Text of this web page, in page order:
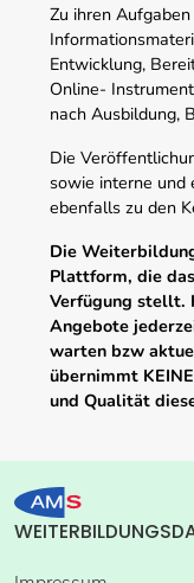
Zu ihren
Entwicklung,
Online-
nach Ausbildung,
Die
sowie interne
ebenfalls zu den
Die
Plattform, die
Verfügung stellt.
Angebote
warten bzw
übernimmt
und Qualität